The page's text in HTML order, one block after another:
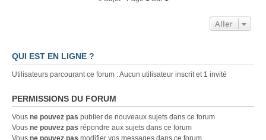
Aller
QUI EST EN LIGNE ?
Utilisateurs parcourant ce forum : Aucun utilisateur inscrit et 1 invité
PERMISSIONS DU FORUM
Vous ne pouvez pas publier de nouveaux sujets dans ce forum
Vous ne pouvez pas répondre aux sujets dans ce forum
Vous ne pouvez pas modifier vos messages dans ce forum